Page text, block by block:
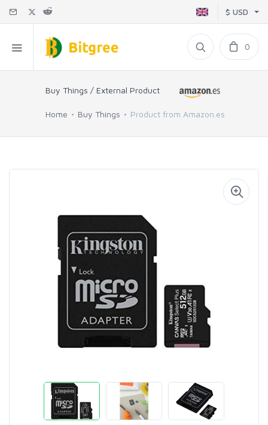
$ USD
0
Buy Things / External Product
Home Buy Things Product from Amazon.es